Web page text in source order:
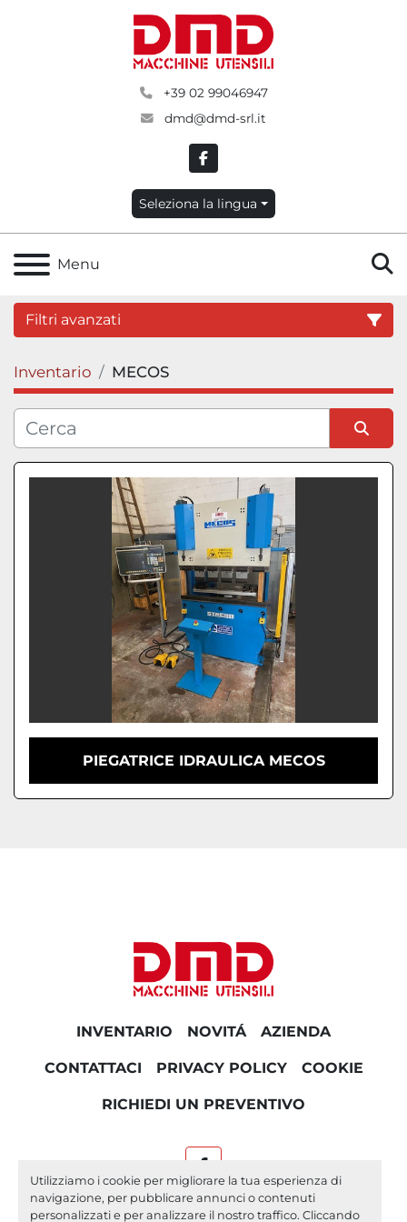
Utilizziamo i cookie per migliorare la tua esperienza di
navigazione, per pubblicare annunci o contenuti
personalizzati e per analizzare il nostro traffico. Cliccando
+39 02 99046947
dmd@dmd-srl.it
facebook
Seleziona la lingua
Menu
Filtri avanzati
Categoria
Condizione
Inventario MECOS
Ordina per
PIEGATRICE IDRAULICA MECOS
INVENTARIO NOVITÁ AZIENDA
CONTATTACI PRIVACY POLICY COOKIE
RICHIEDI UN PREVENTIVO
facebook
Machinio Systemsito web diMachinio